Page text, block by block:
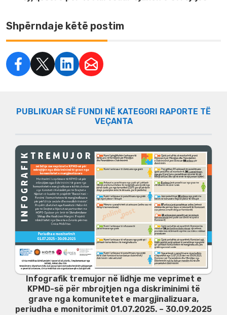
Shpërndaje këtë postim
PUBLIKUAR SË FUNDI NË KATEGORI RAPORTE TË
VEÇANTA
Infografik tremujor në lidhje me veprimet e
KPMD-së për mbrojtjen nga diskriminimi të
grave nga komunitetet e margjinalizuara,
periudha e monitorimit 01.07.2025. – 30.09.2025